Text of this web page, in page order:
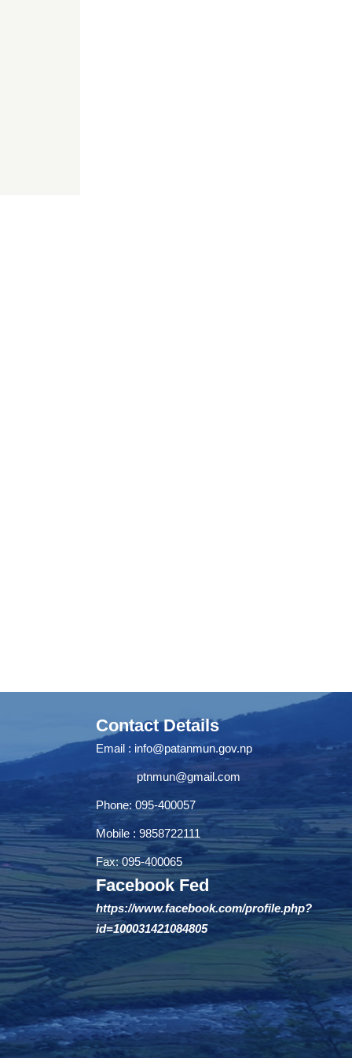
Contact Details
Email : info@patanmun.gov.np
ptnmun@gmail.com
Phone: 095-400057
Mobile : 9858722111
Fax: 095-400065
Facebook Fed
https://www.facebook.com/profile.php?
id=100031421084805